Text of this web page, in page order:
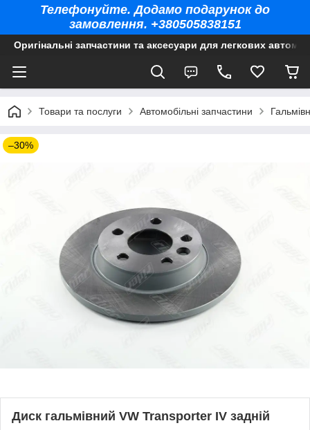
Телефонуйте. Додамо подарунок до
замовлення. +380505838151
Оригінальні запчастини та аксесуари для легкових
Товари та послуги Автомобільні запчастини
–30%
Диск гальмівний VW Transporter IV задній